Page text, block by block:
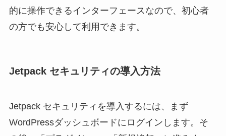
的に操作できるインターフェースなので、初心者
の方でも安心して利用できます。
Jetpack セキュリティの導入方法
Jetpack セキュリティを導入するには、まず
WordPressダッシュボードにログインします。そ